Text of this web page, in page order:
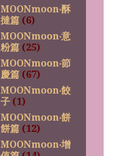
MOONmoon‧酥
撻篇 (6)
MOONmoon‧意
粉篇 (25)
MOONmoon‧節
慶篇 (67)
MOONmoon‧餃
子 (1)
MOONmoon‧餅
餅篇 (12)
MOONmoon‧增